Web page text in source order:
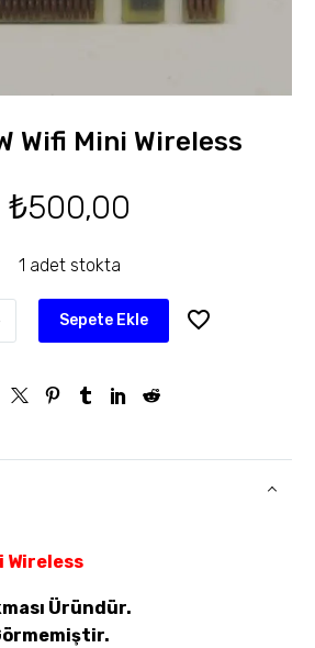
Wifi Mini Wireless
₺500,00
1 adet stokta
Sepete Ekle
Wireless
Üründür.